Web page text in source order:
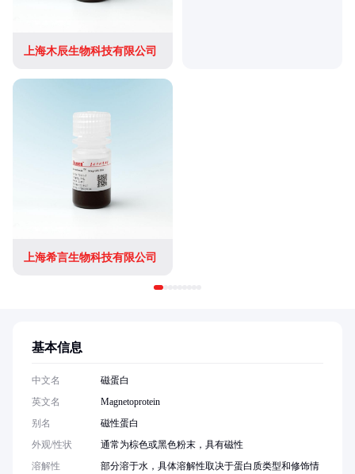
上海木辰生物科技有限公司
上海希言生物科技有限公司
基本信息
中文名
磁蛋白
英文名
Magnetoprotein
别名
磁性蛋白
外观/性状
通常为棕色或黑色粉末，具有磁性
溶解性
部分溶于水，具体溶解性取决于蛋白质类型和修饰情